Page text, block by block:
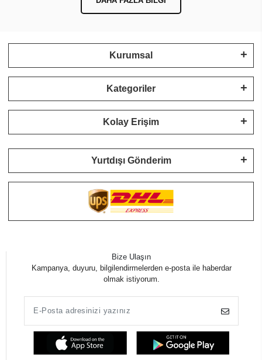
Kurumsal
Kategoriler
Kolay Erişim
Yurtdışı Gönderim
Bize Ulaşın
Kampanya, duyuru, bilgilendirmelerden e-posta ile haberdar
olmak istiyorum.